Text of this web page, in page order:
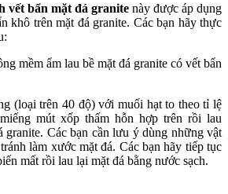
vết bẩn mặt đá granite này được áp dụng
khô trên mặt đá granite. Các bạn hãy thực
mềm ẩm lau bề mặt đá granite có vết bẩn
(loại trên 40 độ) với muối hạt to theo tỉ lệ
mút xốp thấm hỗn hợp trên rồi lau
granite. Các bạn cần lưu ý dùng những vật
làm xước mặt đá. Các bạn hãy tiếp tục
mất rồi lau lại mặt đá bằng nước sạch.